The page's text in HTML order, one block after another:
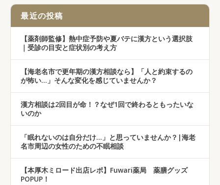
最近の投稿
【薬剤師監修】熱中症予防や夏バテに漢方という選択肢
｜受診の目安と症状別の考え方
【海老名市で更年期の漢方相談なら】「人と約束するの
が怖い…」そんな変化を感じていませんか？
漢方相談は2回目が命！？なぜ1回で終わるともったいな
いのか
「眠れないのは自分だけ…」と思っていませんか？|海老
名市周辺の女性のための不眠相談
【本厚木ミロード出店レポ】Fuwari薬局 薬膳グッズ
POPUP！